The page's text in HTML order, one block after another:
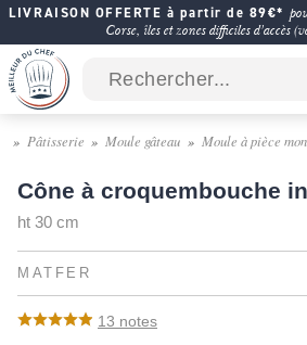
LIVRAISON OFFERTE à partir de 89€*
Corse, îles et zones difficiles d'accès
Pâtisserie Moule gâteau Moule à pièce
Cône à croquembouche
ht 30 cm
MATFER
13 notes